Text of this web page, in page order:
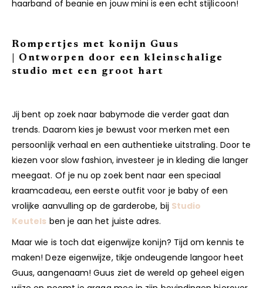
haarband of beanie en jouw mini is een echt stijlicoon!
Rompertjes met konijn Guus
| Ontworpen door een kleinschalige
studio met een groot hart
Jij bent op zoek naar babymode die verder gaat dan
trends. Daarom kies je bewust voor merken met een
persoonlijk verhaal en een authentieke uitstraling. Door te
kiezen voor slow fashion, investeer je in kleding die langer
meegaat. Of je nu op zoek bent naar een speciaal
kraamcadeau, een eerste outfit voor je baby of een
vrolijke aanvulling op de garderobe, bij Studio
Keutels ben je aan het juiste adres.
Maar wie is toch dat eigenwijze konijn? Tijd om kennis te
maken! Deze eigenwijze, tikje ondeugende langoor heet
Guus, aangenaam! Guus ziet de wereld op geheel eigen